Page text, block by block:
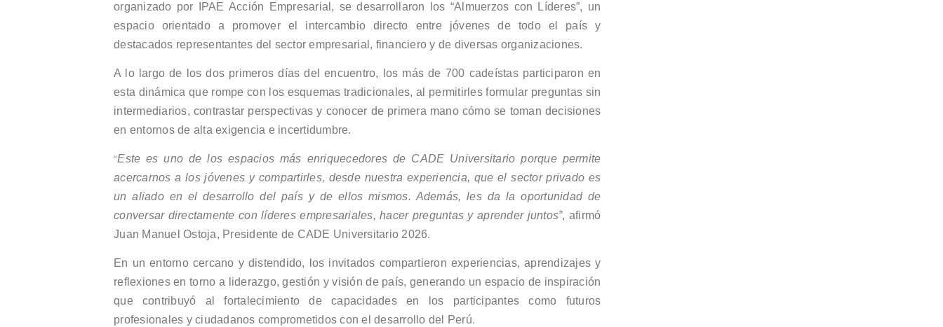
organizado por IPAE Acción Empresarial, se desarrollaron los “Almuerzos con Líderes”, un
espacio orientado a promover el intercambio directo entre jóvenes de todo el país y
destacados representantes del sector empresarial, financiero y de diversas organizaciones.
A lo largo de los dos primeros días del encuentro, los más de 700 cadeístas participaron en
esta dinámica que rompe con los esquemas tradicionales, al permitirles formular preguntas sin
intermediarios, contrastar perspectivas y conocer de primera mano cómo se toman decisiones
en entornos de alta exigencia e incertidumbre.
“Este es uno de los espacios más enriquecedores de CADE Universitario porque permite
acercarnos a los jóvenes y compartirles, desde nuestra experiencia, que el sector privado es
un aliado en el desarrollo del país y de ellos mismos. Además, les da la oportunidad de
conversar directamente con líderes empresariales, hacer preguntas y aprender juntos”, afirmó
Juan Manuel Ostoja, Presidente de CADE Universitario 2026.
En un entorno cercano y distendido, los invitados compartieron experiencias, aprendizajes y
reflexiones en torno a liderazgo, gestión y visión de país, generando un espacio de inspiración
que contribuyó al fortalecimiento de capacidades en los participantes como futuros
profesionales y ciudadanos comprometidos con el desarrollo del Perú.